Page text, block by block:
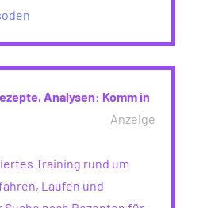
Analysen: Komm in
Anzeige
Training rund um
Laufen und